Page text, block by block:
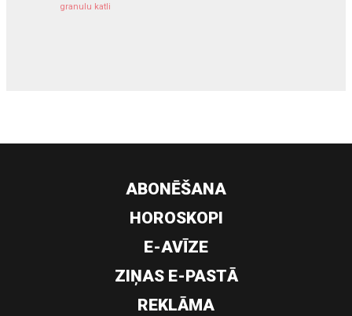
granulu katli
ABONĒŠANA
HOROSKOPI
E-AVĪZE
ZIŅAS E-PASTĀ
REKLĀMA